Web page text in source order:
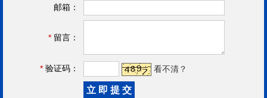
邮箱：
* 留言：
* 验证码： 看不清？